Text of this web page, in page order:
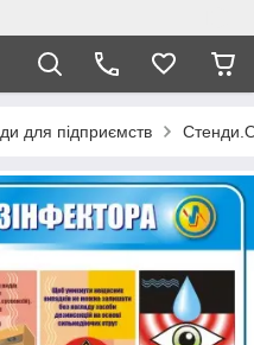
для підприємств